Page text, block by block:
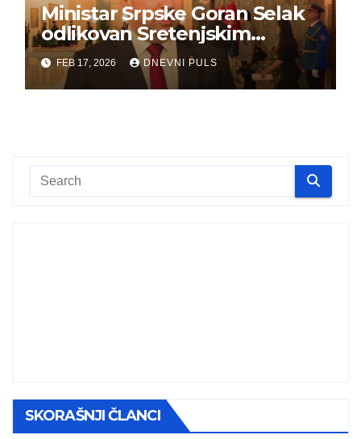
Ministar Srpske Goran Selak
odlikovan Sretenjskim
ordenom
FEB 17, 2026 DNEVNI PULS
SKORAŠNJI ČLANCI